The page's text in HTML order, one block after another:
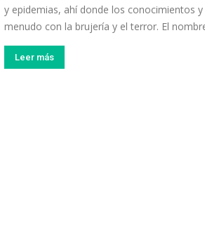
y epidemias, ahí donde los conocimientos
menudo con la brujería y el terror. El
Leer más